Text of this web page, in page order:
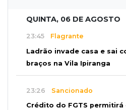
QUINTA, 06 DE AGOSTO
23:45 Flagrante
Ladrão invade casa e sai
braços na Vila Ipiranga
23:26 Sancionado
Crédito do FGTS permitirá